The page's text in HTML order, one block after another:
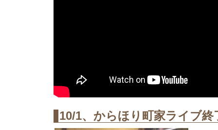
10/1、からほり町家ライブ終